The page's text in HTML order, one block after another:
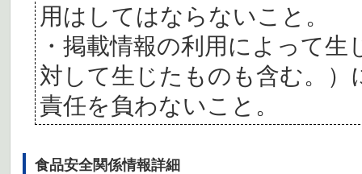
用はしてはならないこと。
・掲載情報の利用によって
対して生じたものも含む。
責任を負わないこと。
食品安全関係情報詳細